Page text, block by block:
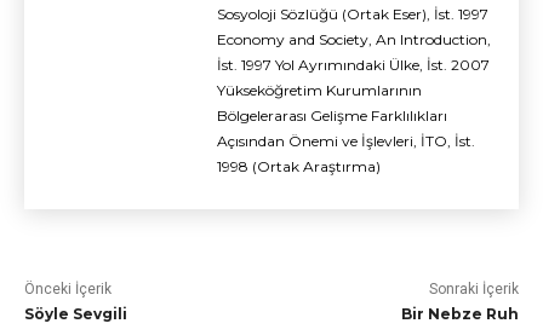
Sosyoloji Sözlüğü (Ortak Eser), İst. 1997
Economy and Society, An Introduction,
İst. 1997 Yol Ayrımındaki Ülke, İst. 2007
Yükseköğretim Kurumlarının
Bölgelerarası Gelişme Farklılıkları
Açısından Önemi ve İşlevleri, İTO, İst.
1998 (Ortak Araştırma)
Önceki İçerik
Söyle Sevgili
Sonraki İçerik
Bir Nebze Ruh